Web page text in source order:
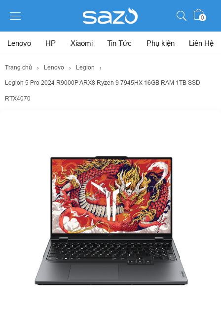
0
Lenovo HP Xiaomi Tin Tức Phụ kiện Liên Hệ
Trang chủ › Lenovo › Legion ›
Legion 5 Pro 2024 R9000P ARX8 Ryzen 9 7945HX 16GB RAM 1TB SSD
RTX4070